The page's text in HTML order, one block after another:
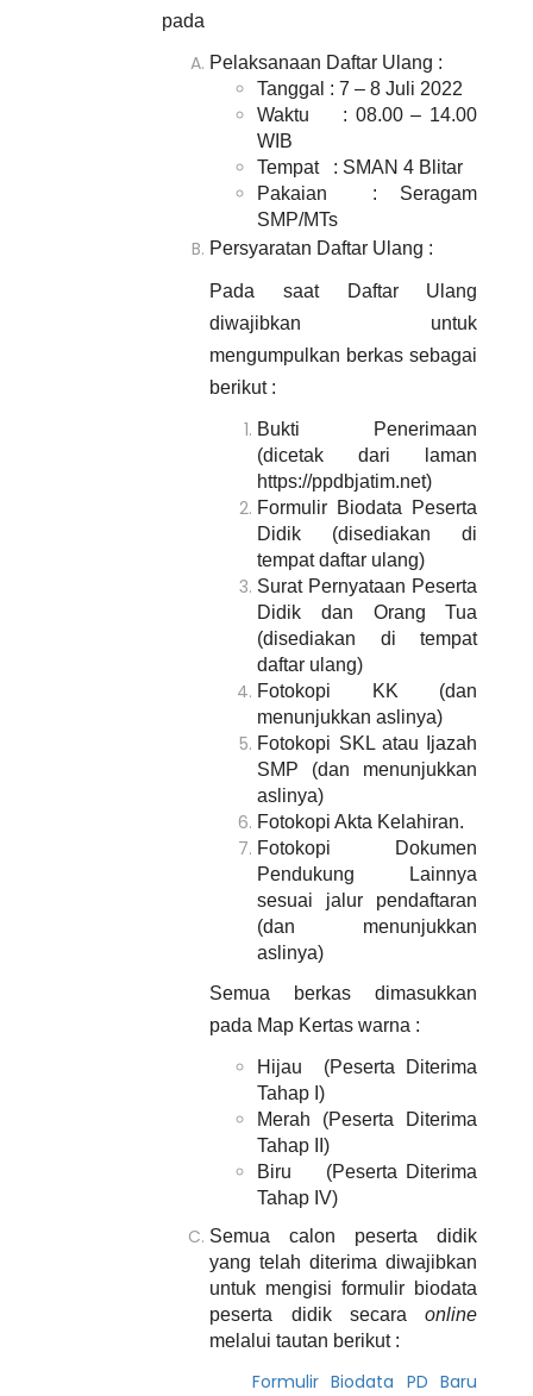
pada
Pelaksanaan Daftar Ulang :
Tanggal : 7 – 8Juli 2022
Waktu : 08.00 – 14.00
WIB
Tempat : SMAN 4 Blitar
Pakaian : Seragam
SMP/MTs
Persyaratan Daftar Ulang :
Pada saat Daftar Ulang
diwajibkan untuk
mengumpulkan berkas sebagai
berikut :
Bukti Penerimaan
(dicetak dari laman
https://ppdbjatim.net)
Formulir Biodata Peserta
Didik (disediakan di
tempat daftar ulang)
Surat Pernyataan Peserta
Didik dan Orang Tua
(disediakan di tempat
daftar ulang)
Fotokopi KK (dan
menunjukkan aslinya)
Fotokopi SKL atau Ijazah
SMP (dan menunjukkan
aslinya)
Fotokopi Akta Kelahiran.
Fotokopi Dokumen
Pendukung Lainnya
sesuai jalur pendaftaran
(dan menunjukkan
aslinya)
Semua berkas dimasukkan
pada Map Kertas warna :
Hijau (Peserta Diterima
Tahap I)
Merah (Peserta Diterima
Tahap II)
Biru (Peserta Diterima
Tahap IV)
Semua
calon pesertadidik
yang telahditerima diwajibkan
untuk mengisi formulir biodata
peserta didiksecaraonline
melaluitautan berikut:
Formulir Biodata PD Baru